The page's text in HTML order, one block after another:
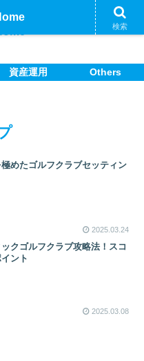
資産運用 Others
めたゴルフクラブセッティン
2025.03.24
クゴルフクラブ攻略法！スコ
ント
2025.03.08
検索